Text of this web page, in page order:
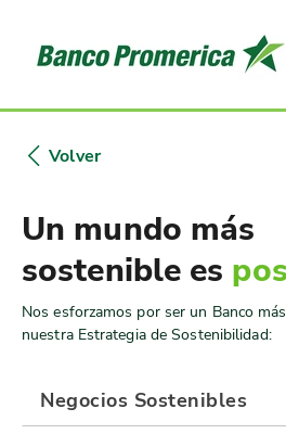
Volver
Un mundo más
sostenible es
Nos esforzamos por ser un Banco
nuestra Estrategia de Sostenibilidad:
Negocios Sostenibles